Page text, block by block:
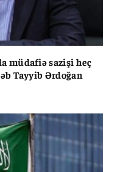
müdafiə sazişi heç
Tayyib Ərdoğan